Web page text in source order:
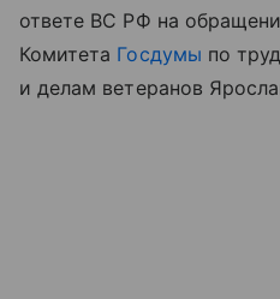
ответе ВС РФ на
Комитета Госдумы по
и делам ветеранов